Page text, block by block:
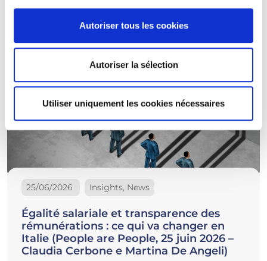
Autoriser tous les cookies
Autoriser la sélection
Utiliser uniquement les cookies nécessaires
25/06/2026 Insights, News
Égalité salariale et transparence des
rémunérations : ce qui va changer en
Italie (People are People, 25 juin 2026 –
Claudia Cerbone e Martina De Angeli)